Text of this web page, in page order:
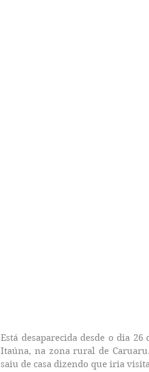
Está desaparecida desde o dia 26
Itaúna, na zona rural de
saiu de casa dizendo que iria